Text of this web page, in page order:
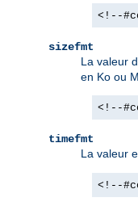
<!--
sizefmt
La valeur
en Ko ou
<!--
timefmt
La valeur
<!--